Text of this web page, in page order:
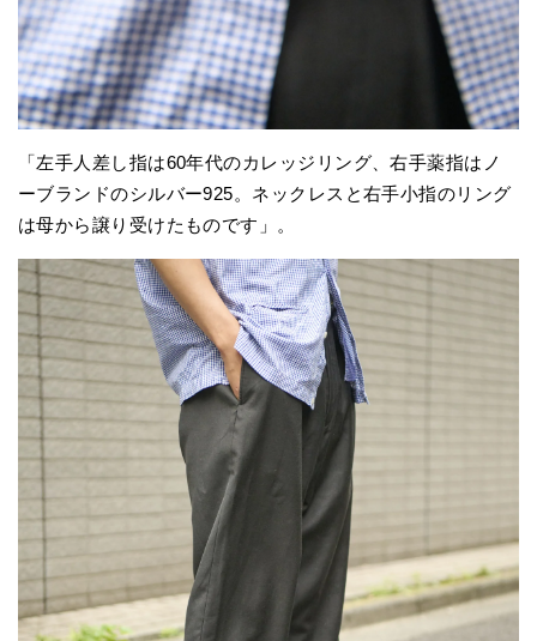
「左手人差し指は60年代のカレッジリング、右手薬指はノ
ーブランドのシルバー925。ネックレスと右手小指のリング
は母から譲り受けたものです」。